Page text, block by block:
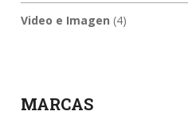
Video e Imagen (4)
MARCAS